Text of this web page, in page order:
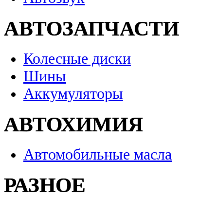
АВТОЗАПЧАСТИ
Колесные диски
Шины
Аккумуляторы
АВТОХИМИЯ
Автомобильные масла
РАЗНОЕ